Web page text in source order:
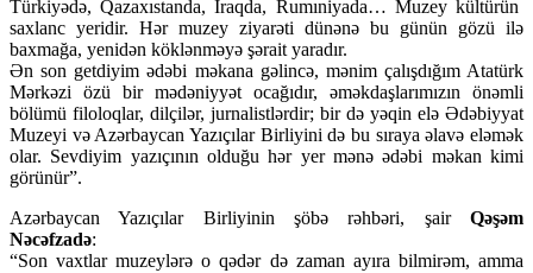
Türkiyədə, Qazaxıstanda, İraqda, Rumıniyada… Muzey kültürün
saxlanc yeridir. Hər muzey ziyarəti dünənə bu günün gözü ilə
baxmağa, yenidən köklənməyə şərait yaradır.
Ən son getdiyim ədəbi məkana gəlincə, mənim çalışdığım Atatürk
Mərkəzi özü bir mədəniyyət ocağıdır, əməkdaşlarımızın önəmli
bölümü filoloqlar, dilçilər, jurnalistlərdir; bir də yəqin elə Ədəbiyyat
Muzeyi və Azərbaycan Yazıçılar Birliyini də bu sıraya əlavə eləmək
olar. Sevdiyim yazıçının olduğu hər yer mənə ədəbi məkan kimi
görünür”.
Azərbaycan Yazıçılar Birliyinin şöbə rəhbəri, şair Qəşəm
Nəcəfzadə:
“Son vaxtlar muzeylərə o qədər də zaman ayıra bilmirəm, amma